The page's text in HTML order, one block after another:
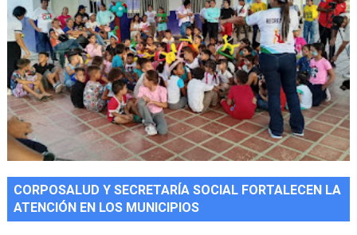
CORPOSALUD Y SECRETARÍA SOCIAL FORTALECEN LA
ATENCIÓN EN LOS MUNICIPIOS